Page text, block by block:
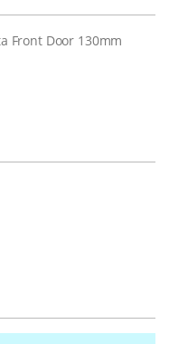
Front Door 130mm